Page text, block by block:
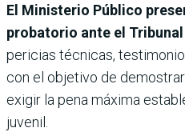
El Ministerio Público
probatorio ante el
pericias técnicas,
con el objetivo de
exigir la pena máxima
juvenil.